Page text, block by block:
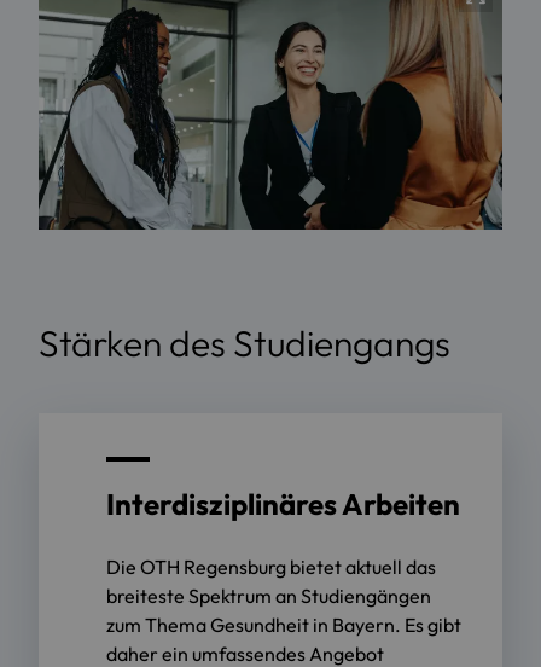
Stärken des Studiengangs
Interdisziplinäres Arbeiten
Die OTH Regensburg bietet aktuell das
breiteste Spektrum an Studiengängen
zum Thema Gesundheit in Bayern. Es gibt
daher ein umfassendes Angebot